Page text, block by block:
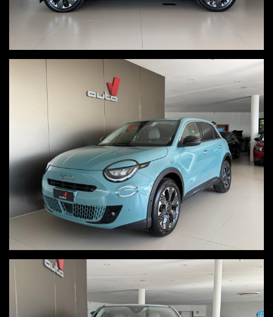
cruise control adattivo
sensori luce e pioggia
ricarica smartphone wireless
specchi retrovisori esterni regolabili e ripiegabili elettricamente
portellone posteriore elettrico
OFFERTA ABBINATA A PROMO V, VALIDA ESCLUSIVAMENTE CON
SOTTOSCRIZIONE DI UN FINANZIAMENTO
Per ulteriori informazioni, visita il nostro sito www.autov.it
Condizioni chiare, certe e trasparenti
Permutiamo o rottamiamo il tuo usato
Consegna a domicilio in tutta Italia, isole comprese, salvo accordo
Visita in nostro sito www.autov.it molte foto disponibili
Decliniamo ogni responsabilità per eventuali involontari errori
inseriti nell'annuncio, i quali non rappresentano un impegno
contrattuale
PER INFO UGO 3664236556 - LUCA 3383597785